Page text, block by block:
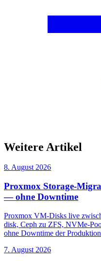
Weitere Artikel
8. August 2026
Proxmox Storage-
— ohne Downtime
Proxmox VM-Disks live
disk, Ceph zu ZFS, NVMe-
ohne Downtime der
7. August 2026